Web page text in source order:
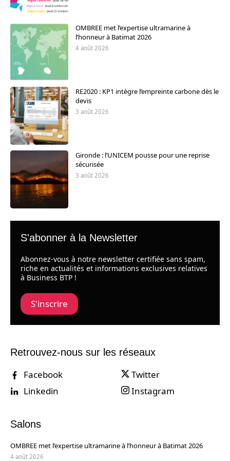
OMBREE met l’expertise ultramarine à
l’honneur à Batimat 2026
4 août 2026
RE2020 : KP1 intègre l’empreinte carbone dès le
devis
3 août 2026
Gironde : l’UNICEM pousse pour une reprise
sécurisée
3 août 2026
S'abonner à la Newsletter
Abonnez-vous à notre newsletter certifiée sans spam,
riche en actualités et informations exclusives relatives
à Business BTP !
S'inscrire
Retrouvez-nous sur les réseaux
Facebook
Twitter
Linkedin
Instagram
Salons
OMBREE met l’expertise ultramarine à l’honneur à Batimat 2026
4 août 2026